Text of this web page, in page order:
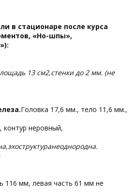
в стационаре после курса
«Но-шпы»,
13 см2,стенки до 2 мм. (не
Головка 17,6 мм., тело 11,6 мм.,
контур неровный,
116 мм, левая часть 61 мм не